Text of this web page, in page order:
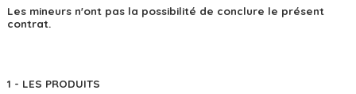
Les mineurs n'ont pas la possibilité de conclure le présent
contrat.
1 - LES PRODUITS